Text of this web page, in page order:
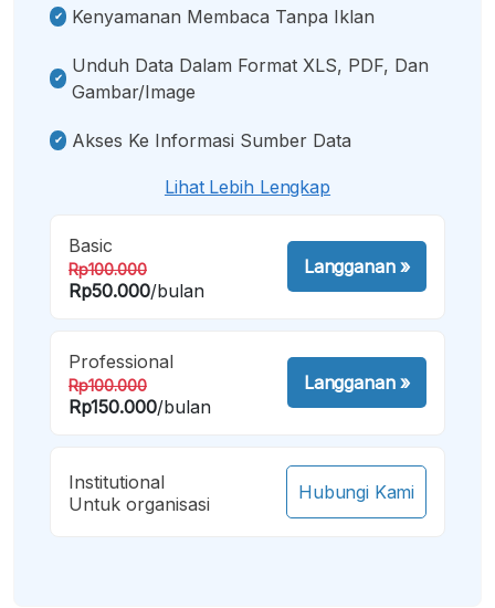
Kenyamanan Membaca Tanpa Iklan
Unduh Data Dalam Format XLS, PDF, Dan
Gambar/image
Akses Ke Informasi Sumber Data
Lihat Lebih Lengkap
Basic
Rp100.000
Rp50.000/bulan
Langganan»
Professional
Rp100.000
Rp150.000/bulan
Langganan»
Institutional
Untuk organisasi
Hubungi Kami